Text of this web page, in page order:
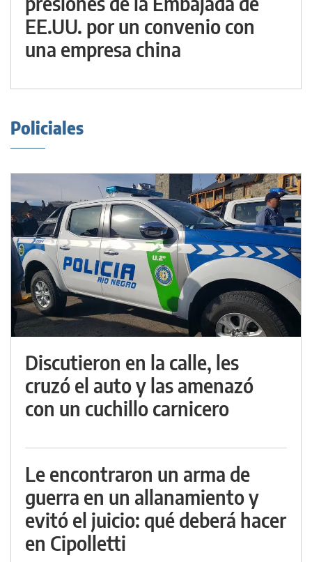
EE.UU. por un convenio con
una empresa china
Policiales
Discutieron en la calle, les
cruzó el auto y las amenazó
con un cuchillo carnicero
Le encontraron un arma de
guerra en un allanamiento y
evitó el juicio: qué deberá hacer
en Cipolletti